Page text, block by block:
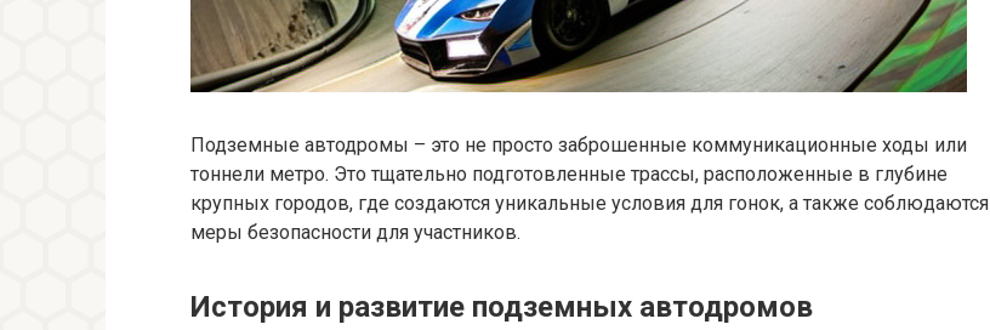
Подземные автодромы – это не просто заброшенные коммуникационные ходы или
тоннели метро. Это тщательно подготовленные трассы, расположенные в глубине
крупных городов, где создаются уникальные условия для гонок, а также соблюдаются
меры безопасности для участников.
История и развитие подземных автодромов